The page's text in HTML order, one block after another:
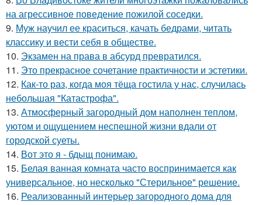
на агрессивное поведение пожилой соседки.
9. Муж научил ее краситься, качать бедрами, читать
классику и вести себя в обществе.
10. Экзамен на права в абсурд превратился.
11. Это прекрасное сочетание практичности и эстетики.
12. Как-то раз, когда моя тёща гостила у нас, случилась
небольшая "Катастрофа".
13. Атмосферный загородный дом наполнен теплом,
уютом и ощущением неспешной жизни вдали от
городской суеты.
14. Вот это я - бдыщ понимаю.
15. Белая ванная комната часто воспринимается как
универсальное, но несколько "Стерильное" решение.
16. Реализованный интерьер загородного дома для